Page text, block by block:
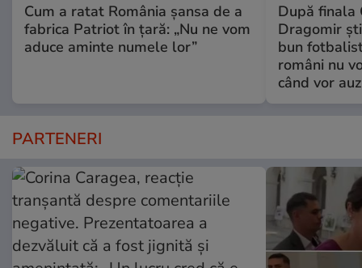
Cum a ratat România șansa de a
fabrica Patriot în țară: „Nu ne vom
aduce aminte numele lor”
După finala
Dragomir
bun
români nu
când vor
PARTENERI